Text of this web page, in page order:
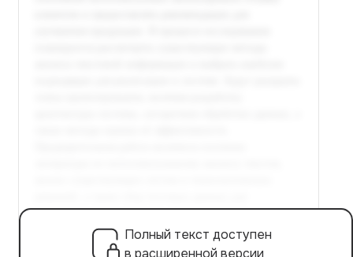
Полный текст доступен
в расширенной версии